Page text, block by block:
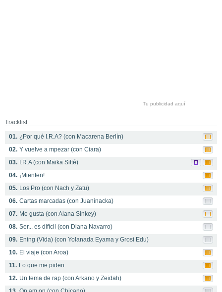
Tu publicidad aquí
Tracklist
01. ¿Por qué I.R.A? (con Macarena Berlín)
02. Y vuelve a mpezar (con Ciara)
03. I.R.A (con Maika Sitté)
04. ¡Mienten!
05. Los Pro (con Nach y Zatu)
06. Cartas marcadas (con Juaninacka)
07. Me gusta (con Alana Sinkey)
08. Ser... es difícil (con Diana Navarro)
09. Ening (Vida) (con Yolanada Eyama y Grosi Edu)
10. El viaje (con Aroa)
11. Lo que me piden
12. Un tema de rap (con Arkano y Zeidah)